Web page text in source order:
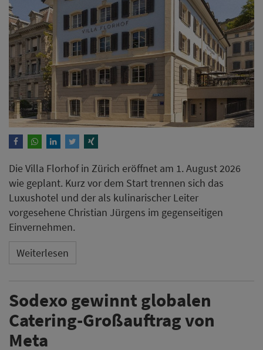
Die Villa Florhof in Zürich eröffnet am 1. August 2026
wie geplant. Kurz vor dem Start trennen sich das
Luxushotel und der als kulinarischer Leiter
vorgesehene Christian Jürgens im gegenseitigen
Einvernehmen.
Weiterlesen
Sodexo gewinnt globalen
Catering-Großauftrag von
Meta